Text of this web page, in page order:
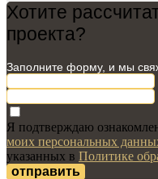
Хотите
проекта?
Заполните форму, и мы
Я подтверждаю
моих персональных
указанных в Политике
отправить